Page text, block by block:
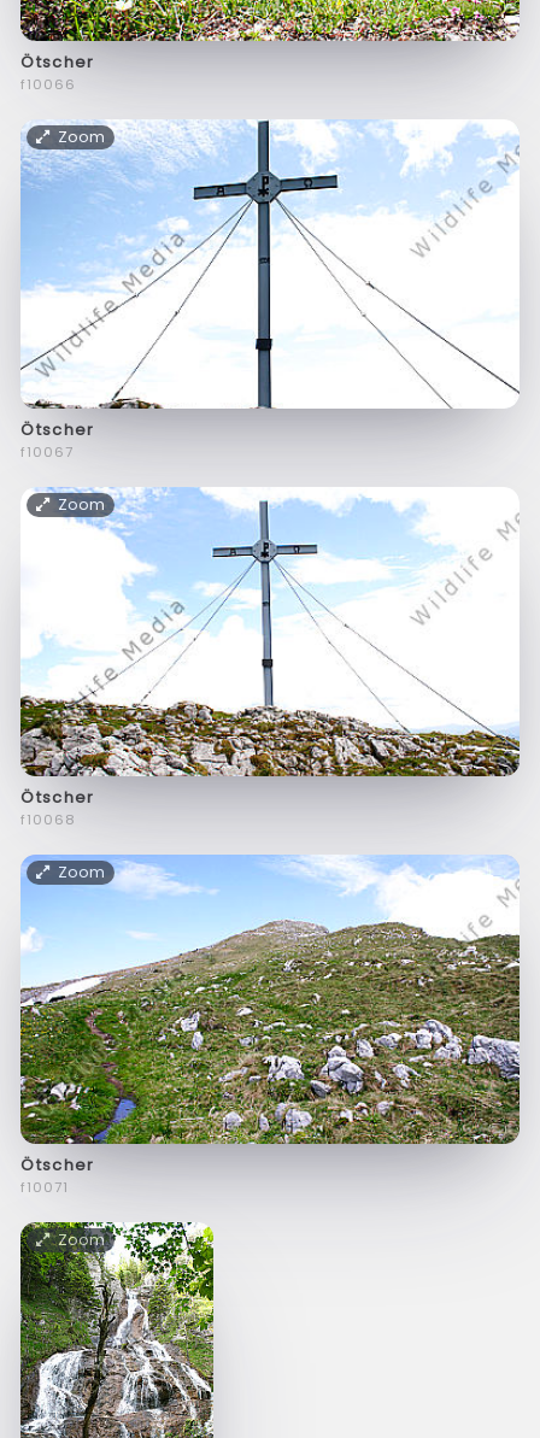
Ötscher
f10066
Zoom
Ötscher
f10067
Zoom
Ötscher
f10068
Zoom
Ötscher
f10071
Zoom